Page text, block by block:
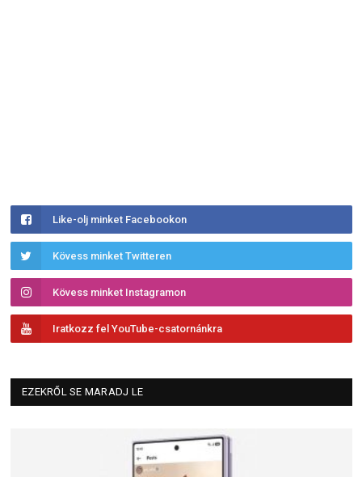
Like-olj minket Facebookon
Kövess minket Twitteren
Kövess minket Instagramon
Iratkozz fel YouTube-csatornánkra
EZEKRŐL SE MARADJ LE